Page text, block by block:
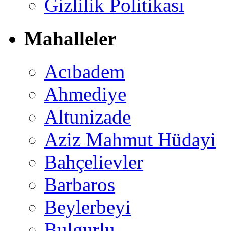
Gizlilik Politikası
Mahalleler
Acıbadem
Ahmediye
Altunizade
Aziz Mahmut Hüdayi
Bahçelievler
Barbaros
Beylerbeyi